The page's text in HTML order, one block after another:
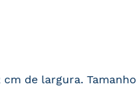
de largura.